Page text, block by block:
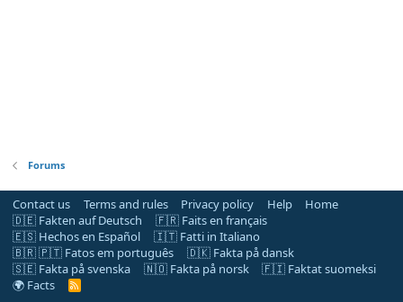
Forums
Contact us Terms and rules Privacy policy Help
Home
🇩🇪 Fakten auf Deutsch
🇫🇷 Faits en français
🇪🇸 Hechos en Español
🇮🇹 Fatti in Italiano
🇧🇷 🇵🇹 Fatos em português
🇩🇰 Fakta på dansk
🇸🇪 Fakta på svenska
🇳🇴 Fakta på norsk
🇫🇮 Faktat suomeksi
🌍 Facts
R